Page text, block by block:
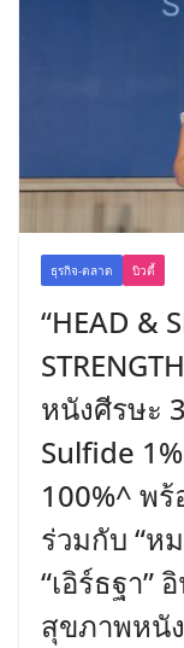
ธุรกิจ-ตลาด บิวตี้
“HEAD &
หนังศีรษะ
Sulfide
100%^ พร้
ร่วมกับ “ห
“เอิร์ธฐา
สุขภาพหนั